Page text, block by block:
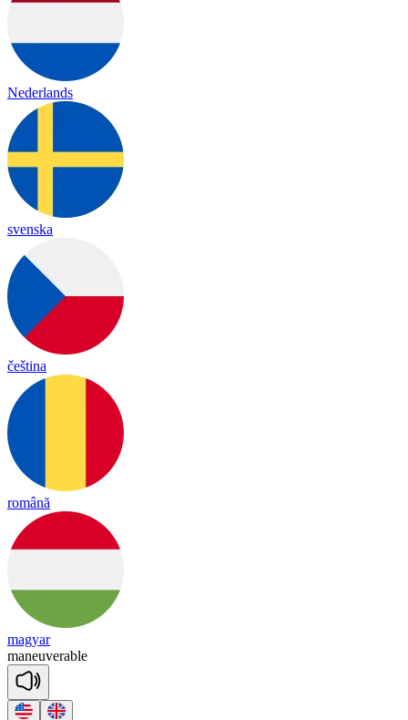
Nederlands
svenska
čeština
română
magyar
maneuverable